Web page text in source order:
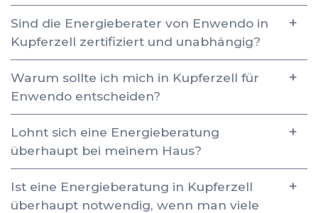
Sind die Energieberater von Enwendo in
Kupferzell zertifiziert und unabhängig?
Warum sollte ich mich in Kupferzell für
Enwendo entscheiden?
Lohnt sich eine Energieberatung
überhaupt bei meinem Haus?
Ist eine Energieberatung in Kupferzell
überhaupt notwendig, wenn man viele